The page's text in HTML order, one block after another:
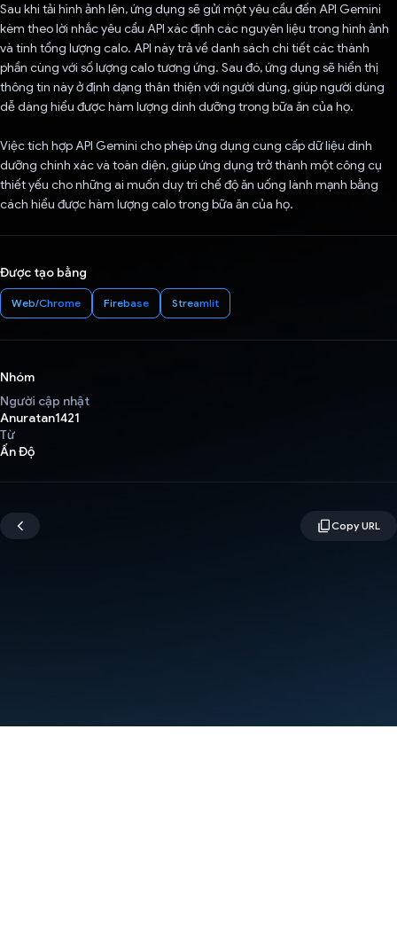
Sau khi tải hình ảnh lên, ứng dụng sẽ gửi một yêu cầu đến API Gemini
kèm theo lời nhắc yêu cầu API xác định các nguyên liệu trong hình ảnh
và tính tổng lượng calo. API này trả về danh sách chi tiết các thành
phần cùng với số lượng calo tương ứng. Sau đó, ứng dụng sẽ hiển thị
thông tin này ở định dạng thân thiện với người dùng, giúp người dùng
dễ dàng hiểu được hàm lượng dinh dưỡng trong bữa ăn của họ.
Việc tích hợp API Gemini cho phép ứng dụng cung cấp dữ liệu dinh
dưỡng chính xác và toàn diện, giúp ứng dụng trở thành một công cụ
thiết yếu cho những ai muốn duy trì chế độ ăn uống lành mạnh bằng
cách hiểu được hàm lượng calo trong bữa ăn của họ.
Được tạo bằng
Web/Chrome Firebase Streamlit
Nhóm
Người cập nhật
Anuratan1421
Từ
Ấn Độ